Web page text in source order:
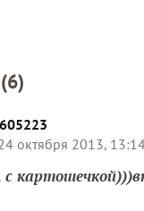
6)
октября 2013,